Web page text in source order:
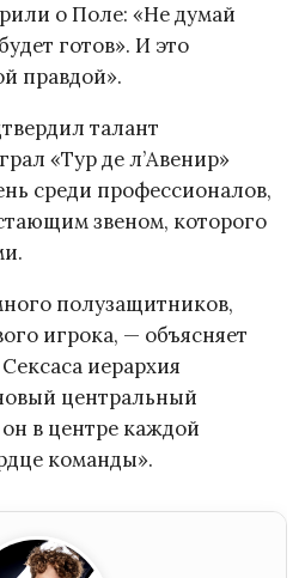
о Поле: «Не думай
готов». И это
правдой».
талант
«Тур де л’Авенир»
среди профессионалов,
звеном, которого
полузащитников,
игрока, — объясняет
иерархия
центральный
в центре каждой
команды».